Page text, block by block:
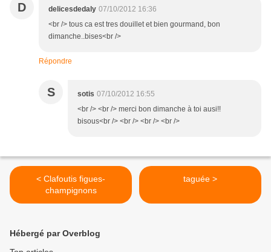
D delicesdedaly 07/10/2012 16:36
<br /> tous ca est tres douillet et bien gourmand, bon
dimanche..bises<br />
Répondre
S sotis 07/10/2012 16:55
<br /> <br /> merci bon dimanche à toi ausi!!
bisous<br /> <br /> <br /> <br />
< Clafoutis figues-
champignons
taguée >
Hébergé par Overblog